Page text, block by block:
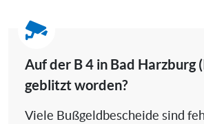
Auf der B 4 in Bad Harzburg
geblitzt worden?
Viele Bußgeldbescheide sind